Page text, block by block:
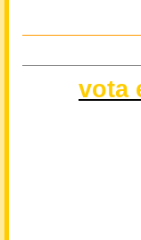
vota